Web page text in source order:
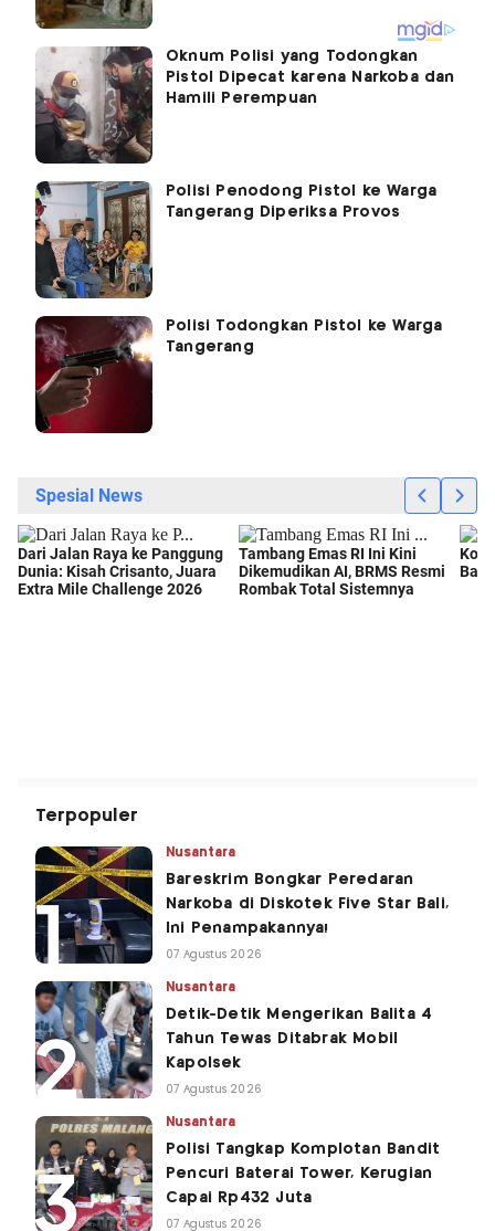
Oknum Polisi yang Todongkan
Pistol Dipecat karena Narkoba dan
Hamili Perempuan
Polisi Penodong Pistol ke Warga
Tangerang Diperiksa Provos
Polisi Todongkan Pistol ke Warga
Tangerang
Terpopuler
Nusantara
Bareskrim Bongkar Peredaran
Narkoba di Diskotek Five Star Bali,
Ini Penampakannya!
07 Agustus 2026
Nusantara
Detik-Detik Mengerikan Balita 4
Tahun Tewas Ditabrak Mobil
Kapolsek
07 Agustus 2026
Nusantara
Polisi Tangkap Komplotan Bandit
Pencuri Baterai Tower, Kerugian
Capai Rp432 Juta
07 Agustus 2026